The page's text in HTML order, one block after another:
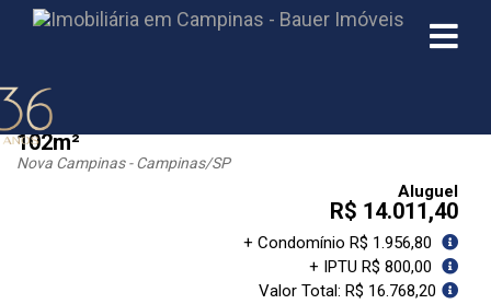
Salas/Lajes Corporativas Nova Campinas
102m²
Nova Campinas - Campinas/SP
Aluguel
R$ 14.011,40
+ Condomínio R$ 1.956,80
+ IPTU R$ 800,00
Valor Total: R$ 16.768,20